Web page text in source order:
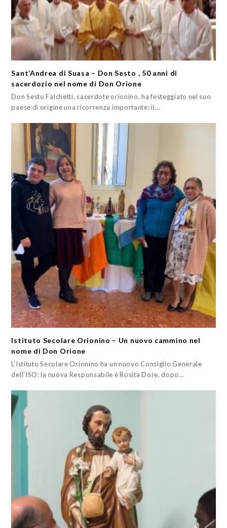
Sant’Andrea di Suasa – Don Sesto , 50 anni di
sacerdozio nel nome di Don Orione
Don Sesto Falchetti, sacerdote orionino, ha festeggiato nel suo
paese di origine una ricorrenza importante: il…
Istituto Secolare Orionino – Un nuovo cammino nel
nome di Don Orione
L'Istituto Secolare Orionino ha un nuovo Consiglio Generale
dell'ISO: la nuova Responsabile è Rosita Dore, dopo…